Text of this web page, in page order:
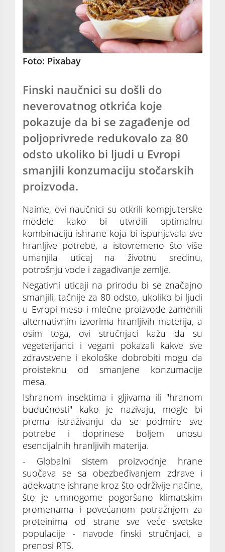
Foto: Pixabay
Finski naučnici su došli do
neverovatnog otkrića koje
pokazuje da bi se zagađenje od
poljoprivrede redukovalo za 80
odsto ukoliko bi ljudi u Evropi
smanjili konzumaciju stočarskih
proizvoda.
Naime, ovi naučnici su otkrili kompjuterske
modele kako bi utvrdili optimalnu
kombinaciju ishrane koja bi ispunjavala sve
hranljive potrebe, a istovremeno što više
umanjila uticaj na životnu sredinu,
potrošnju vode i zagađivanje zemlje.
Negativni uticaji na prirodu bi se značajno
smanjili, tačnije za 80 odsto, ukoliko bi ljudi
u Evropi meso i mlečne proizvode zamenili
alternativnim izvorima hranljivih materija, a
osim toga, ovi stručnjaci kažu da su
vegeterijanci i vegani pokazali kakve sve
zdravstvene i ekološke dobrobiti mogu da
proisteknu od smanjene konzumacije
mesa.
Ishranom insektima i gljivama ili "hranom
budućnosti" kako je nazivaju, mogle bi
prema istraživanju da se podmire sve
potrebe i doprinese boljem unosu
esencijalnih hranljivih materija.
- Globalni sistem proizvodnje hrane
suočava se sa obezbeđivanjem zdrave i
adekvatne ishrane kroz što održivije načine,
što je umnogome pogoršano klimatskim
promenama i povećanom potražnjom za
proteinima od strane sve veće svetske
populacije - navode finski stručnjaci, a
prenosi RTS.